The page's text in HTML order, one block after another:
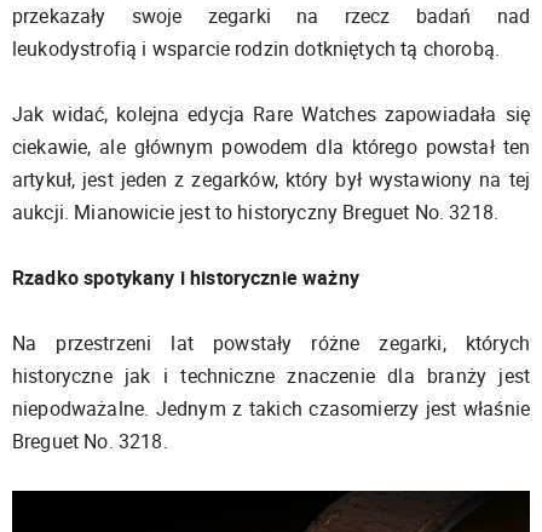
przekazały swoje zegarki na rzecz badań nad
leukodystrofią i wsparcie rodzin dotkniętych tą chorobą.
Jak widać, kolejna edycja Rare Watches zapowiadała się
ciekawie, ale głównym powodem dla którego powstał ten
artykuł, jest jeden z zegarków, który był wystawiony na tej
aukcji. Mianowicie jest to historyczny Breguet No. 3218.
Rzadko spotykany i historycznie ważny
Na przestrzeni lat powstały różne zegarki, których
historyczne jak i techniczne znaczenie dla branży jest
niepodważalne. Jednym z takich czasomierzy jest właśnie
Breguet No. 3218.